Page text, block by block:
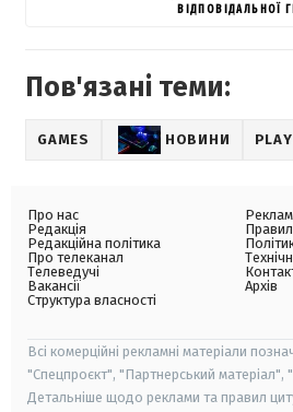
ВІДПОВІДАЛЬНОЇ
Пов'язані теми:
GAMES НОВИНИ
Про нас
Редакція
Редакційна політика
Про телеканал
Телеведучі
Вакансії
Структура власності
Архів
Всі комерційні рекламні матеріали
"Спецпроєкт", "Партнерський матеріал",
Детальніше щодо реклами та правил